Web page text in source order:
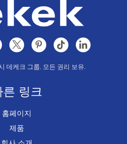
데케크 그룹. 모든 권리 보유.
른 링크
홈페이지
제품